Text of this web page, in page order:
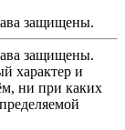
защищены.
защищены.
характер и
ни при каких